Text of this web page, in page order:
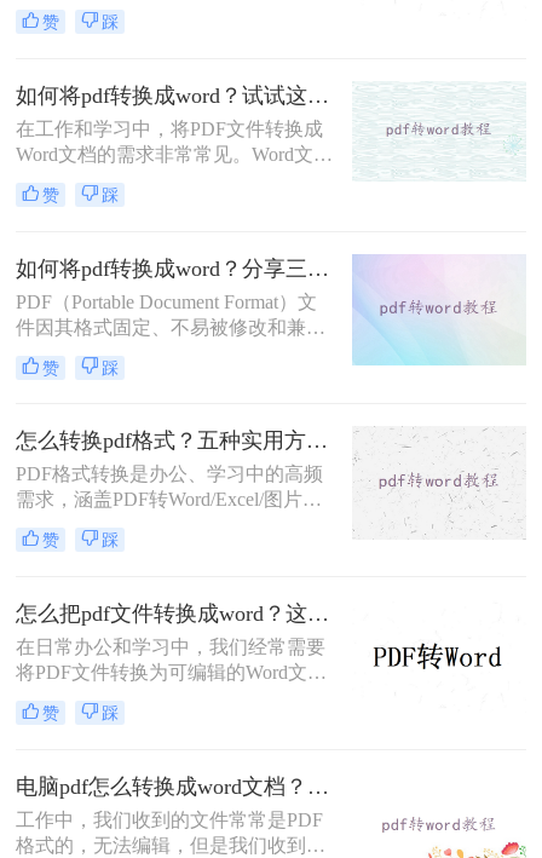
行编辑和修改。然而，不同方法的转
换效果和适用场景各不相同。那么如
常用的PDF转Word方法，帮助您根据
实际需求选择最合适的方式。
赞 踩
如何将pdf转换成word？试试这3种实用方法!
在工作和学习中，将PDF文件转换成
Word文档的需求非常常见。Word文档
具有更强的编辑和排版功能，便于修
改和分享。那么如何将pdf转换成word
转换成Word的方法。
赞 踩
如何将pdf转换成word？分享三种实用方法详解！
PDF（Portable Document Format）文
件因其格式固定、不易被修改和兼容
性强等特点，在文档传输和存储中得
到了广泛应用。然而，在某些情况
Word文档，以便进行编辑和修改。那
么如何将pdf转换成word呢？本文将介
绍三种将PDF转换成Word的实用方
法。
赞 踩
怎么转换pdf格式？五种实用方法全解析！
PDF格式转换是办公、学习中的高频
需求，涵盖PDF转Word/Excel/图片、
其他文件转PDF等多种场景。那么怎
么转换pdf格式呢？本文将介绍实用方
赞 踩
怎么把pdf文件转换成word？这2种方法快来试试吧！
在日常办公和学习中，我们经常需要
将PDF文件转换为可编辑的Word文
档，以便进行修改、编辑或进一步处
理。那么怎么把pdf文件转换成word
Word的高效方法，每种方法都有其独
特的优缺点和适用场景，用户可以根
据自己的需求灵活选择。
赞 踩
电脑pdf怎么转换成word文档？这2个方法可轻松解决！
工作中，我们收到的文件常常是PDF
格式的，无法编辑，但是我们收到的